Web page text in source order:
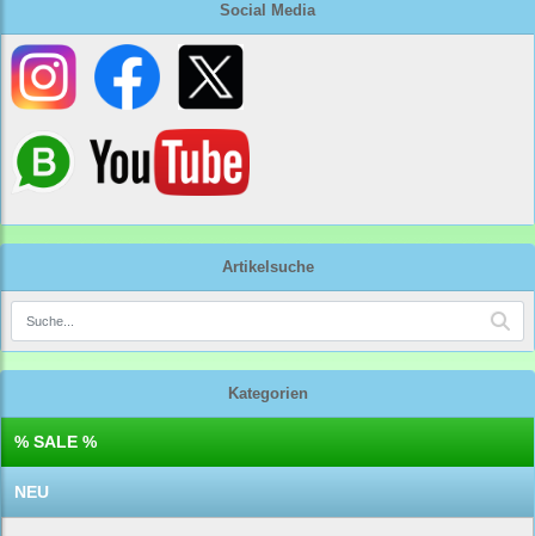
Social Media
Artikelsuche
Kategorien
% SALE %
NEU